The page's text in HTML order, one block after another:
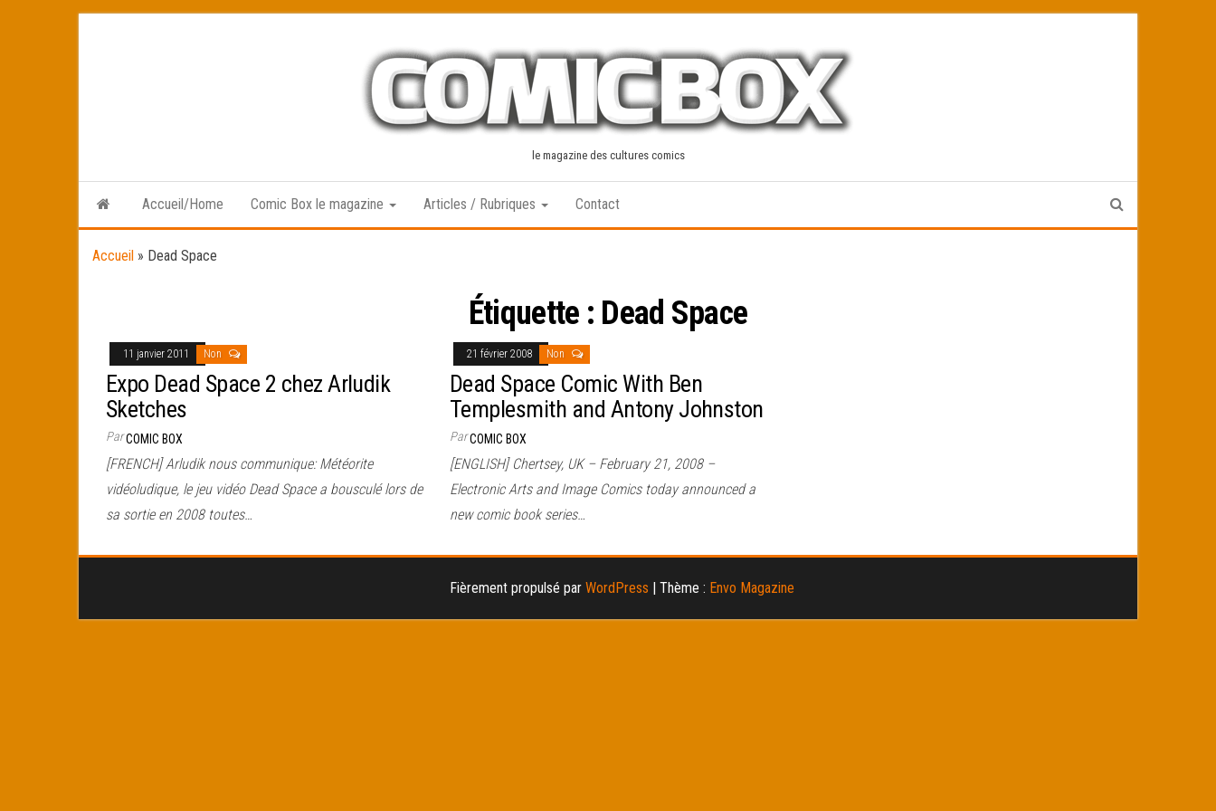
le magazine des cultures comics
Accueil/Home Comic Box le magazine Articles / Rubriques Contact
Accueil » Dead Space
Étiquette : Dead Space
11 janvier 2011 Non
Expo Dead Space 2 chez Arludik
Sketches
ParCOMIC BOX
[FRENCH] Arludik nous communique: Météorite
vidéoludique, le jeu vidéo Dead Space a bousculé lors de
sa sortie en 2008 toutes…
21 février 2008 Non
Dead Space Comic With Ben
Templesmith and Antony Johnston
ParCOMIC BOX
[ENGLISH] Chertsey, UK – February 21, 2008 –
Electronic Arts and Image Comics today announced a
new comic book series…
Fièrement propulsé par WordPress | Thème : Envo Magazine